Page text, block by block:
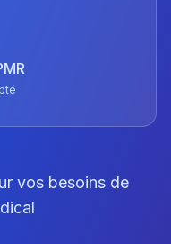
vos besoins de